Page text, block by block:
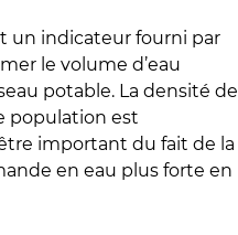
un indicateur fourni par
le volume d’eau
potable. La densité de
population est
important du fait de la
en eau plus forte en